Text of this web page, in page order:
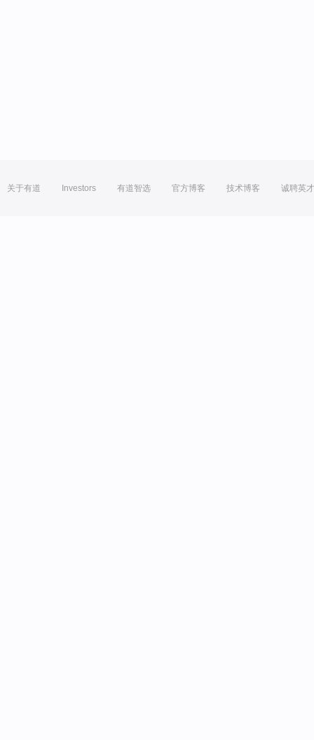
关于有道 Investors 有道智选 官方博客 技术博客 诚聘英才